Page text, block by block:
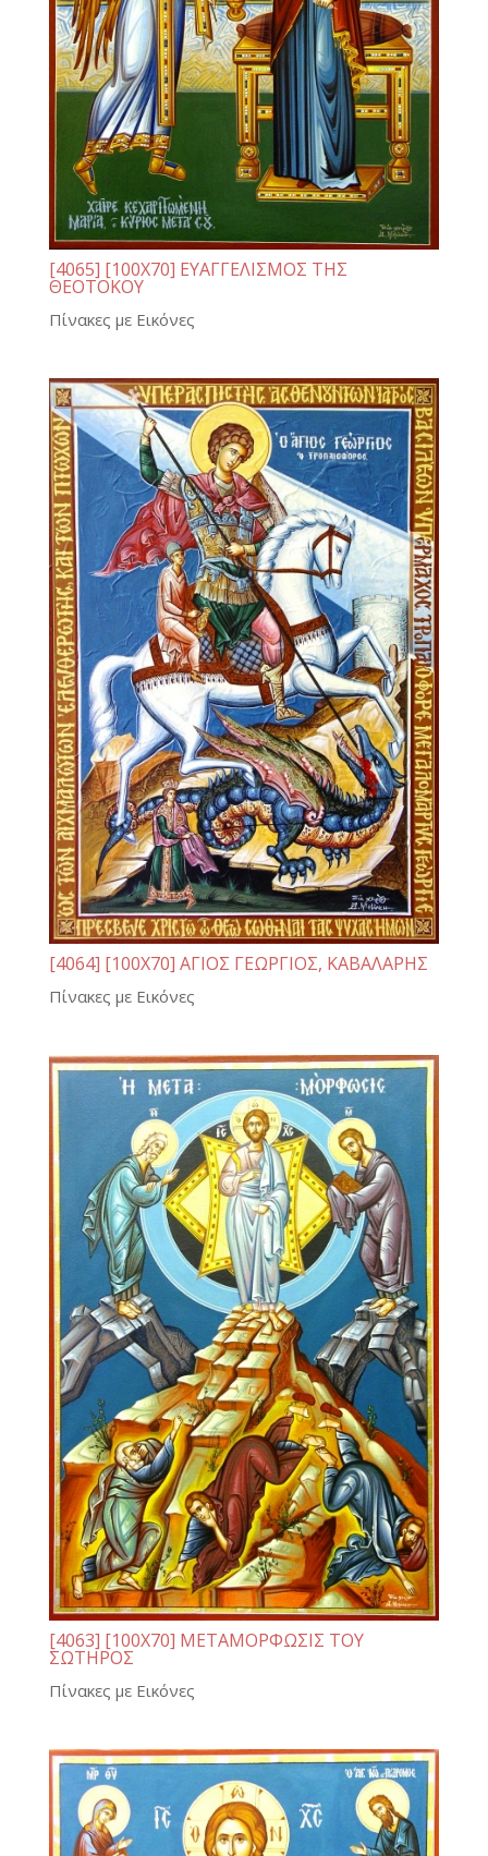
[4065] [100Χ70] ΕΥΑΓΓΕΛΙΣΜΟΣ ΤΗΣ
ΘΕΟΤΟΚΟΥ
Πίνακες με Εικόνες
[4064] [100Χ70] ΑΓΙΟΣ ΓΕΩΡΓΙΟΣ, ΚΑΒΑΛΑΡΗΣ
Πίνακες με Εικόνες
[4063] [100Χ70] ΜΕΤΑΜΟΡΦΩΣΙΣ ΤΟΥ
ΣΩΤΗΡΟΣ
Πίνακες με Εικόνες